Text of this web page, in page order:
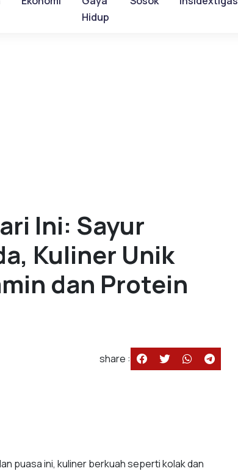
Hidup
Ini: Sayur
Kuliner Unik
dan Protein
share :
puasa ini, kuliner berkuah seperti kolak dan